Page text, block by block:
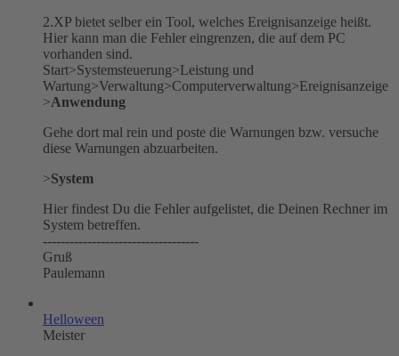
2.XP bietet selber ein Tool, welches Ereignisanzeige heißt.
Hier kann man die Fehler eingrenzen, die auf dem PC
vorhanden sind.
Start>Systemsteuerung>Leistung und
Wartung>Verwaltung>Computerverwaltung>Ereignisanzeige
>Anwendung
Gehe dort mal rein und poste die Warnungen bzw. versuche
diese Warnungen abzuarbeiten.
>System
Hier findest Du die Fehler aufgelistet, die Deinen Rechner im
System betreffen.
-----------------------------------
Gruß
Paulemann
Helloween
Meister